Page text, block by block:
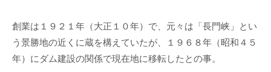
創業は１９２１年（大正１０年）で、元々は「長門峡」とい
う景勝地の近くに蔵を構えていたが、１９６８年（昭和４５
年）にダム建設の関係で現在地に移転したとの事。